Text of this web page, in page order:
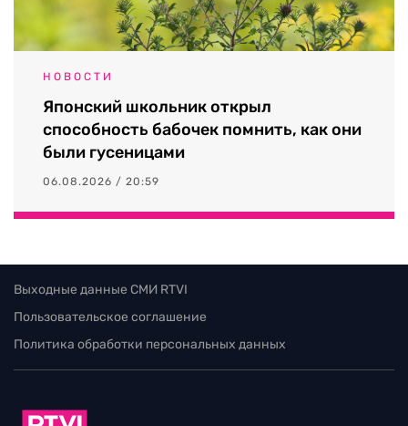
НОВОСТИ
Японский школьник открыл
способность бабочек помнить, как они
были гусеницами
06.08.2026 / 20:59
Выходные данные СМИ RTVI
Пользовательское соглашение
Политика обработки персональных данных